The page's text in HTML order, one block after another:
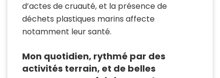
d’actes de cruauté, et la présence de
déchets plastiques marins affecte
notamment leur santé.
Mon quotidien, rythmé par des
activités terrain, et de belles